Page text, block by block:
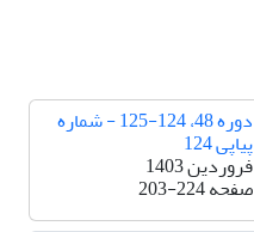
دوره 48، 124-125 - شماره
پیاپی 124
فروردین 1403
صفحه203-224